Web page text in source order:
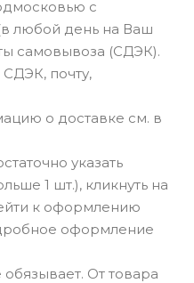
с
любой день на Ваш
самовывоза (СДЭК).
почту,
о доставке см. в
указать
1 шт.), кликнуть на
к оформлению
оформление
От товара